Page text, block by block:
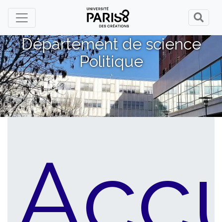
Panneau de gestion des cookies
Département de science
Politique